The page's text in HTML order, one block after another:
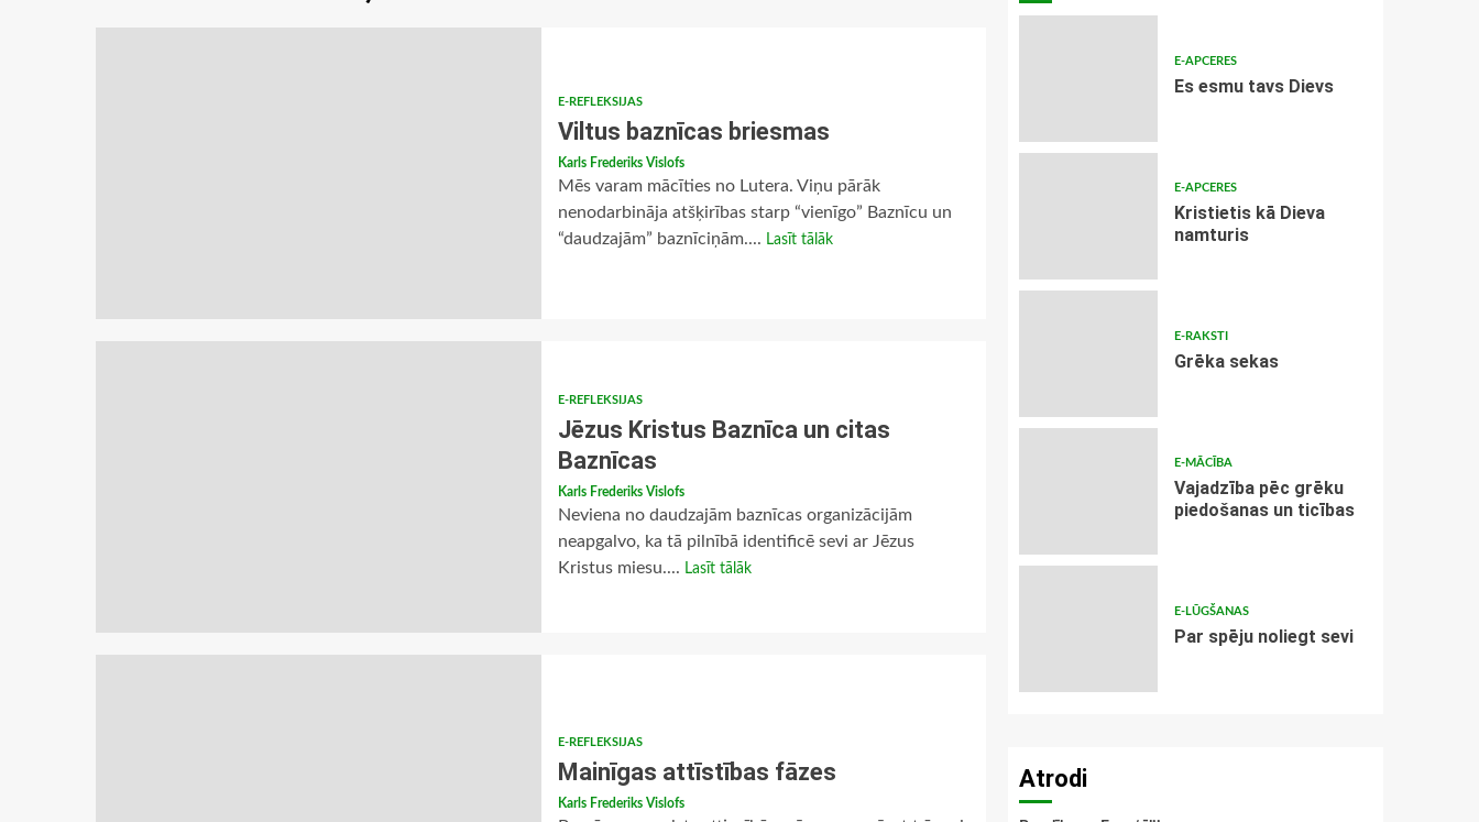
E-REFLEKSIJAS
Viltus baznīcas briesmas
Karls Frederiks Vislofs
Mēs varam mācīties no Lutera. Viņu pārāk
nenodarbināja atšķirības starp “vienīgo” Baznīcu un
“daudzajām” baznīciņām.... Lasīt tālāk
E-REFLEKSIJAS
Jēzus Kristus Baznīca un citas
Baznīcas
Karls Frederiks Vislofs
Neviena no daudzajām baznīcas organizācijām
neapgalvo, ka tā pilnībā identificē sevi ar Jēzus
Kristus miesu.... Lasīt tālāk
E-REFLEKSIJAS
Mainīgas attīstības fāzes
Karls Frederiks Vislofs
E-APCERES
Es esmu tavs Dievs
E-APCERES
Kristietis kā Dieva
namturis
E-RAKSTI
Grēka sekas
E-MĀCĪBA
Vajadzība pēc grēku
piedošanas un ticības
E-LŪGŠANAS
Par spēju noliegt sevi
Atrodi